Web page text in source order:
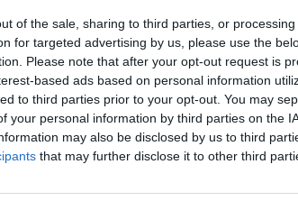
of the sale, sharing to third parties, or
for targeted advertising by us, please use the
Please note that after your opt-out request is
based ads based on personal information
to third parties prior to your opt-out. You may
your personal information by third parties on the
may also be disclosed by us to third
that may further disclose it to other third